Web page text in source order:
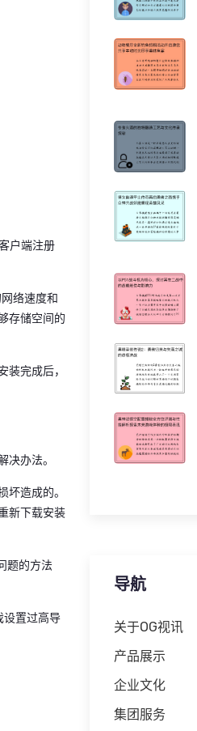
户端注册
络速度和
存储空间的
完成后，
办法。
造成的。
新下载安装
题的方法
设置过高导
导航
关于OG视讯
产品展示
企业文化
集团服务